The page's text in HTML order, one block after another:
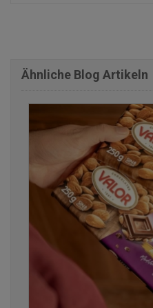
Ähnliche Blog Artikeln